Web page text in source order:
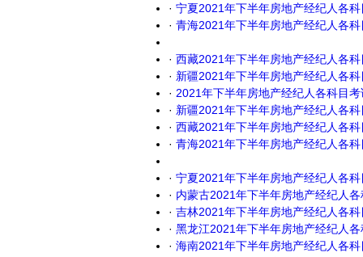
· 宁夏2021年下半年房地产经纪人各
· 青海2021年下半年房地产经纪人各
· 西藏2021年下半年房地产经纪人各
· 新疆2021年下半年房地产经纪人各
· 2021年下半年房地产经纪人各科目
· 新疆2021年下半年房地产经纪人各
· 西藏2021年下半年房地产经纪人各
· 青海2021年下半年房地产经纪人各
· 宁夏2021年下半年房地产经纪人各
· 内蒙古2021年下半年房地产经纪人
· 吉林2021年下半年房地产经纪人各
· 黑龙江2021年下半年房地产经纪人
· 海南2021年下半年房地产经纪人各